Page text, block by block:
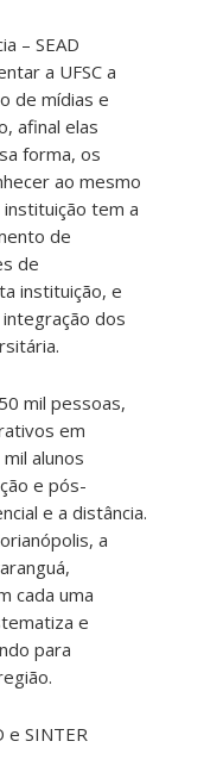
– SEAD
a UFSC a
de mídias e
afinal elas
forma, os
ao mesmo
tem a
de
de
instituição, e
dos
mil pessoas,
em
alunos
e pós-
e a distância.
a
cada uma
e
para
e SINTER